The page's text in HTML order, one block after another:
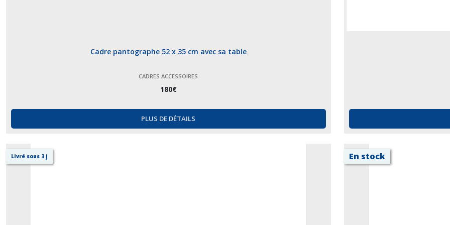
Cadre pantographe 52 x 35 cm avec sa table
CADRES ACCESSOIRES
180€
PLUS DE DÉTAILS
Livré sous 3 j En stock